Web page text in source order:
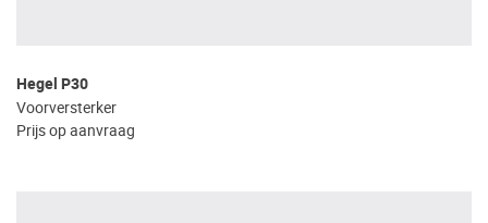
Hegel P30
Voorversterker
Prijs op aanvraag